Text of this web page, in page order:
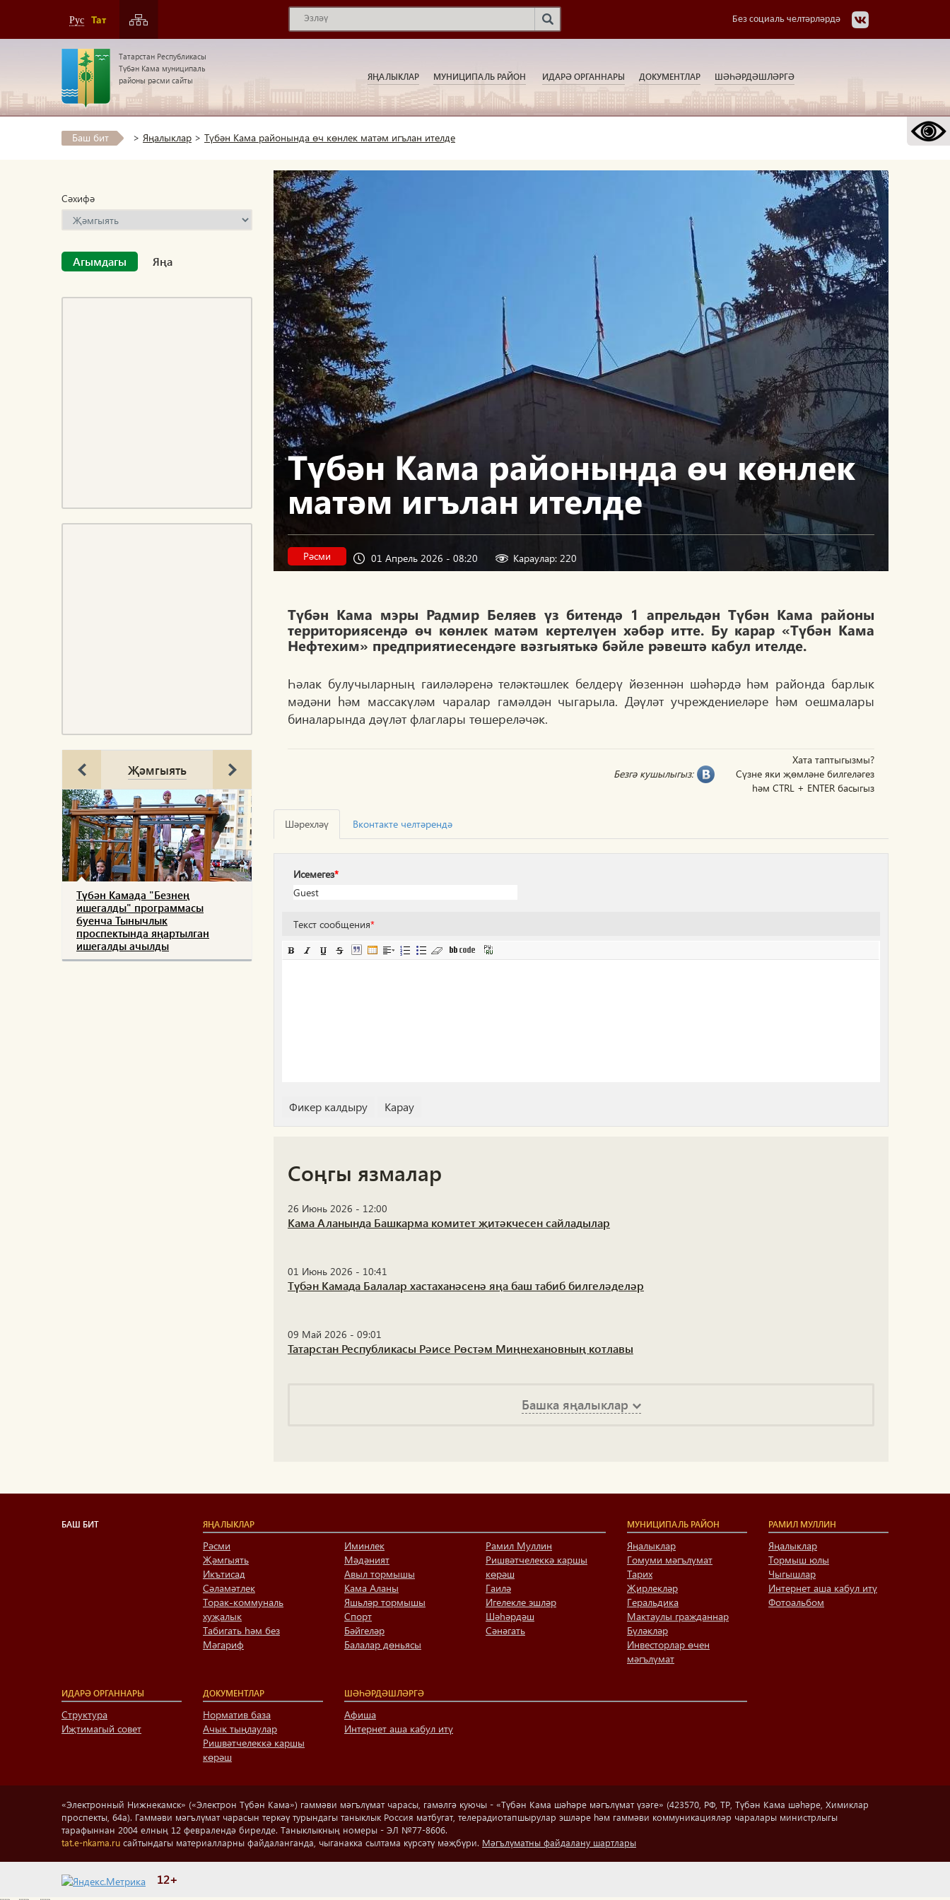
Рус Тат Без социаль челтәрләрдә
Татарстан Республикасы
Түбән Кама муниципаль
районы рәсми сайты
ЯҢАЛЫКЛАР МУНИЦИПАЛЬ РАЙОН ИДАРӘ ОРГАННАРЫ ДОКУМЕНТЛАР ШӘҺӘРДӘШЛӘРГӘ
Баш бит > Яңалыклар > Түбән Кама районында өч көнлек матәм игълан ителде
Сәхифә
Агымдагы Яңа
Җәмгыять
Түбән Камада "Безнең
ишегалды" программасы
буенча Тынычлык
проспектында яңартылган
ишегалды ачылды
Түбән Кама районында өч көнлек
матәм игълан ителде
Рәсми 01 Апрель 2026 - 08:20 Караулар: 220
Түбән Кама мэры Радмир Беляев үз битендә 1 апрельдән Түбән Кама районы
территориясендә өч көнлек матәм кертелүен хәбәр итте. Бу карар «Түбән Кама
Нефтехим» предприятиесендәге вәзгыятькә бәйле рәвештә кабул ителде.
Һәлак булучыларның гаиләләренә теләктәшлек белдерү йөзеннән шәһәрдә һәм районда барлык
мәдәни һәм массакүләм чаралар гамәлдән чыгарыла. Дәүләт учреждениеләре һәм оешмалары
биналарында дәүләт флаглары төшереләчәк.
Хата таптыгызмы?
Сүзне яки җөмләне билгеләгез
һәм CTRL + ENTER басыгыз
Безгә кушылыгыз:
Шәрехләү Вконтакте челтәрендә
Исемегез*
Текст сообщения*
Соңгы язмалар
26 Июнь 2026 - 12:00
Кама Аланында Башкарма комитет җитәкчесен сайладылар
01 Июнь 2026 - 10:41
Түбән Камада Балалар хастаханәсенә яңа баш табиб билгеләделәр
09 Май 2026 - 09:01
Татарстан Республикасы Рәисе Рөстәм Миңнехановның котлавы
Башка яңалыклар
БАШ БИТ ЯҢАЛЫКЛАР
Рәсми
Җәмгыять
Икътисад
Сәламәтлек
Торак-коммуналь
хуҗалык
Табигать һәм без
Мәгариф
Иминлек
Мәдәният
Авыл тормышы
Кама Аланы
Яшьләр тормышы
Спорт
Бәйгеләр
Балалар дөньясы
Рамил Муллин
Ришвәтчелеккә каршы
көрәш
Гаилә
Игелекле эшләр
Шәһәрдәш
Сәнәгать
МУНИЦИПАЛЬ РАЙОН
Яңалыклар
Гомуми мәгълүмат
Тарих
Җирлекләр
Геральдика
Мактаулы гражданнар
Бүләкләр
Инвесторлар өчен
мәгълүмат
РАМИЛ МУЛЛИН
Яңалыклар
Тормыш юлы
Чыгышлар
Интернет аша кабул итү
Фотоальбом
ИДАРӘ ОРГАННАРЫ
Структура
Иҗтимагый совет
ДОКУМЕНТЛАР
Норматив база
Ачык тыңлаулар
Ришвәтчелеккә каршы
көрәш
ШӘҺӘРДӘШЛӘРГӘ
Афиша
Интернет аша кабул итү
«Электронный Нижнекамск» («Электрон Түбән Кама») гаммәви мәгълүмат чарасы, гамәлгә куючы - «Түбән Кама шәһәре мәгълүмат үзәге» (423570, РФ, ТР, Түбән Кама шәһәре, Химиклар
проспекты, 64а). Гаммәви мәгълүмат чарасын теркәү турындагы таныклык Россия матбугат, телерадиотапшырулар эшләре һәм гаммәви коммуникацияләр чаралары министрлыгы
тарафыннан 2004 елның 12 февралендә бирелде. Таныклыкның номеры - ЭЛ №77-8606.
tat.e-nkama.ru сайтындагы материалларны файдаланганда, чыганакка сылтама күрсәтү мәҗбүри. Мәгълүматны файдалану шартлары
12+